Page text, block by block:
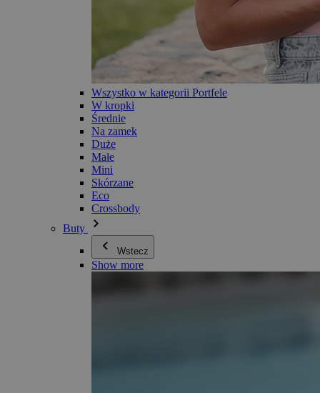
Wszystko w kategorii Portfele
W kropki
Średnie
Na zamek
Duże
Małe
Mini
Skórzane
Eco
Crossbody
Buty
Wstecz
Show more